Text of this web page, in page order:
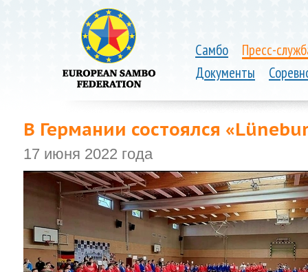
Самбо
Пресс-
Документы
В Германии состоялся
17 июня 2022 года